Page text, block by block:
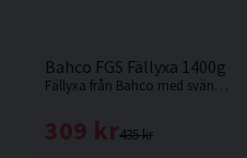
Bahco FGS Fällyxa 1400g
Fällyxa från Bahco med svängt skaft i askträ med tunnt skäregg.
435 kr
309 kr